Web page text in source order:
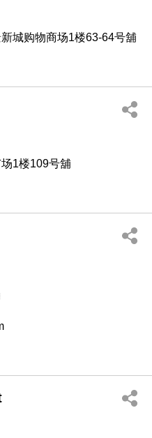
城购物商场1楼63-64号舖
1楼109号舖